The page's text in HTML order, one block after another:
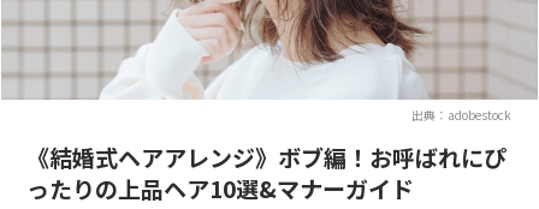
出典：adobestock
《結婚式ヘアアレンジ》ボブ編！お呼ばれにぴ
ったりの上品ヘア10選&マナーガイド